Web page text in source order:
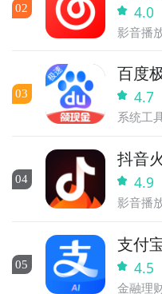
02 4.0
影音播
03
百度
4.7
系统工
04
抖音
4.9
影音播
05
支付
4.5
金融理